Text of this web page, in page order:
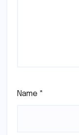
Name *